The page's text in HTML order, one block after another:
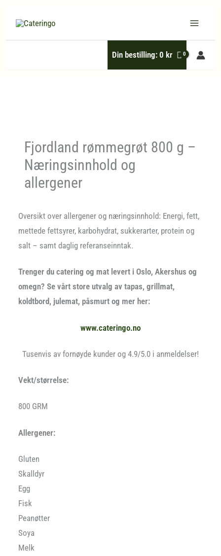
Din bestilling:0 kr
Fjordland rømmegrøt 800 g –
Næringsinnhold og
allergener
Oversikt over allergener og næringsinnhold: Energi, fett,
mettede fettsyrer, karbohydrat, sukkerarter, protein og
salt – samt daglig referanseinntak.
Trenger du catering og mat levert i Oslo, Akershus og
omegn? Se vårt store utvalg av tapas, grillmat,
koldtbord, julemat, påsmurt og mer her:
www.cateringo.no
Tusenvis av fornøyde kunder og 4.9/5.0 i anmeldelser!
Vekt/størrelse:
800 GRM
Allergener:
Gluten
Skalldyr
Egg
Fisk
Peanøtter
Soya
Melk